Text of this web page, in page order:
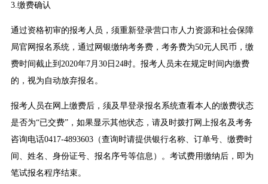
3.缴费确认
通过资格初审的报考人员，须重新登录营口市人力资源和社会保障
局官网报名系统，通过网银缴纳考务费，考务费为50元人民币，缴
费时间截止到2020年7月30日24时。报考人员未在规定时间内缴费
的，视为自动放弃报名。
报考人员在网上缴费后，须及早登录报名系统查看本人的缴费状态
是否为“已交费”，如果显示其他状态，请及时拨打网上报名及考务
咨询电话0417-4893603（查询时请提供银行名称、订单号、缴费时
间、姓名、身份证号、报名序号等信息）。考试费用缴纳后，即为
笔试报名程序结束。